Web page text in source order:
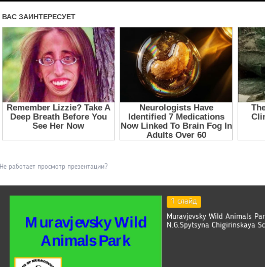
Не работает просмотр презентации?
1 слайд
Muravjevsky Wild Animals
N.G.Spytsyna Chigirinskaya